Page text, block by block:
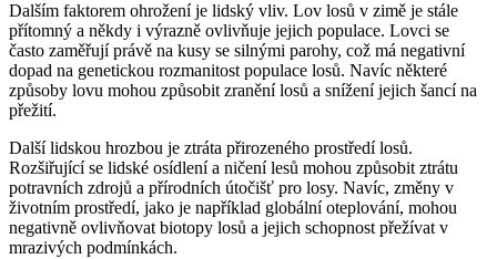
Dalším faktorem ohrožení je lidský vliv. Lov losů v zimě je stále
přítomný a někdy i výrazně ovlivňuje jejich populace. Lovci se
často zaměřují právě na kusy se silnými parohy, což má negativní
dopad na genetickou rozmanitost populace losů. Navíc některé
způsoby lovu mohou způsobit zranění losů a snížení jejich šancí na
přežití.
Další lidskou hrozbou je ztráta přirozeného prostředí losů.
Rozšiřující se lidské osídlení a ničení lesů mohou způsobit ztrátu
potravních zdrojů a přírodních útočišť pro losy. Navíc, změny v
životním prostředí, jako je například globální oteplování, mohou
negativně ovlivňovat biotopy losů a jejich schopnost přežívat v
mrazivých podmínkách.